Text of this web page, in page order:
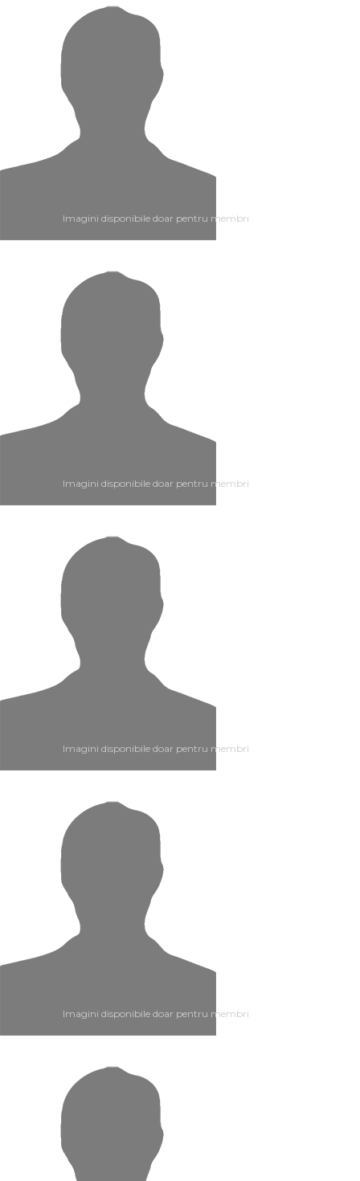
Imagini disponibile doar pentru membri
Imagini disponibile doar pentru membri
Imagini disponibile doar pentru membri
Imagini disponibile doar pentru membri